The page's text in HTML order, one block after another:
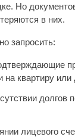
Но
в них.
запросить:
на квартиру или
долгов
лицевого